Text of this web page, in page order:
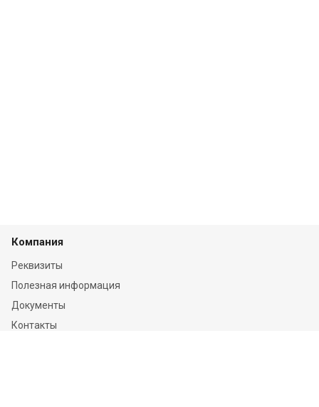
Компания
Реквизиты
Полезная информация
Документы
Контакты